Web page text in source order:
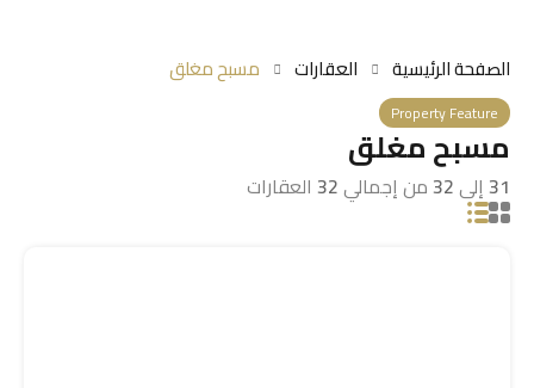
الصفحة الرئيسية العقارات مسبح مغلق
Property Feature
مسبح مغلق
31إلى32من إجمالي32 العقارات